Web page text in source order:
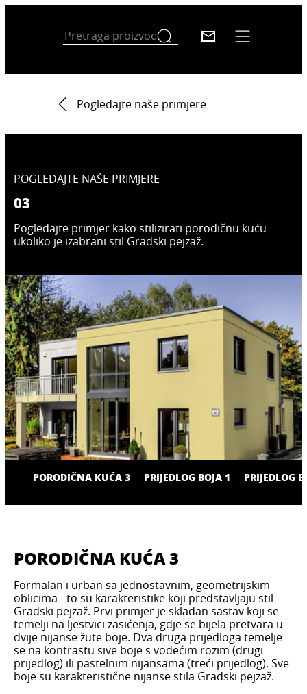
Pogledajte naše primjere
POGLEDAJTE NAŠE PRIMJERE
03
Pogledajte primjer kako stilizirati porodičnu kuću
ukoliko je izabrani stil Gradski pejzaž.
PORODIČNA KUĆA 3 PRIJEDLOG BOJA 1 PRIJEDLOG
PORODIČNA KUĆA 3
Formalan i urban sa jednostavnim, geometrijskim
oblicima - to su karakteristike koji predstavljaju stil
Gradski pejzaž. Prvi primjer je skladan sastav koji se
temelji na ljestvici zasićenja, gdje se bijela pretvara u
dvije nijanse žute boje. Dva druga prijedloga temelje
se na kontrastu sive boje s vodećim rozim (drugi
prijedlog) ili pastelnim nijansama (treći prijedlog). Sve
boje su karakteristične nijanse stila Gradski pejzaž.